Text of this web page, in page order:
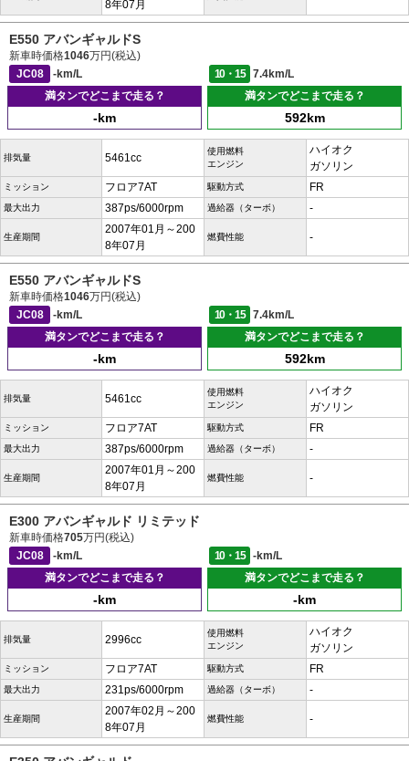
8年07月
E550 アバンギャルドS
新車時価格1046万円(税込)
JC08
-km/L 10・15
7.4km/L
満タンでどこまで走る？
-km
満タンでどこまで走る？
592km
排気量 5461cc
使用燃料
エンジン
ハイオク
ガソリン
ミッション フロア7AT 駆動方式 FR
最大出力 387ps/6000rpm 過給器（ターボ） -
生産期間
2007年01月～200
8年07月
燃費性能 -
E550 アバンギャルドS
新車時価格1046万円(税込)
JC08
-km/L 10・15
7.4km/L
満タンでどこまで走る？
-km
満タンでどこまで走る？
592km
排気量 5461cc
使用燃料
エンジン
ハイオク
ガソリン
ミッション フロア7AT 駆動方式 FR
最大出力 387ps/6000rpm 過給器（ターボ） -
生産期間
2007年01月～200
8年07月
燃費性能 -
E300 アバンギャルド リミテッド
新車時価格705万円(税込)
JC08
-km/L 10・15
-km/L
満タンでどこまで走る？
-km
満タンでどこまで走る？
-km
排気量 2996cc
使用燃料
エンジン
ハイオク
ガソリン
ミッション フロア7AT 駆動方式 FR
最大出力 231ps/6000rpm 過給器（ターボ） -
生産期間
2007年02月～200
8年07月
燃費性能 -